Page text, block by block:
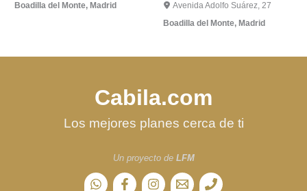
Boadilla del Monte, Madrid
Avenida Adolfo Suárez, 27
Boadilla del Monte, Madrid
Cabila.com
Los mejores planes cerca de ti
Un proyecto de LFM